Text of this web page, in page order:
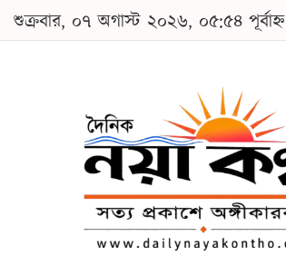
শুক্রবার, ০৭ অগাস্ট ২০২৬, ০৫:৫৪ পূর্বাহ্ন